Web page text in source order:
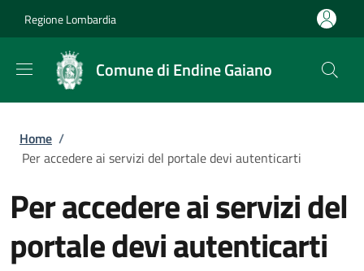
Regione Lombardia
Comune di Endine Gaiano
Briciole di pane
Home /
Per accedere ai servizi del portale devi autenticarti
Per accedere ai servizi del
portale devi autenticarti